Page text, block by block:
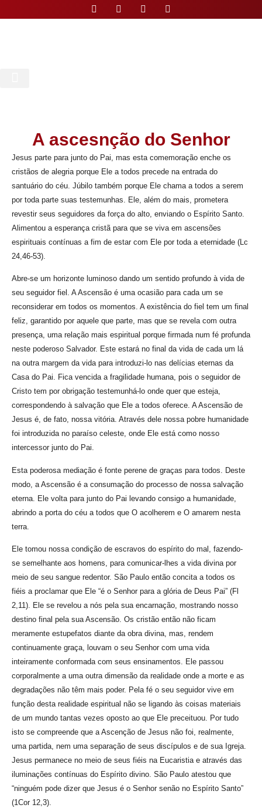
A ascesnção do Senhor
Jesus parte para junto do Pai, mas esta comemoração enche os
cristãos de alegria porque Ele a todos precede na entrada do
santuário do céu. Júbilo também porque Ele chama a todos a serem
por toda parte suas testemunhas. Ele, além do mais, prometera
revestir seus seguidores da força do alto, enviando o Espírito Santo.
Alimentou a esperança cristã para que se viva em ascensões
espirituais contínuas a fim de estar com Ele por toda a eternidade (Lc
24,46-53).
Abre-se um horizonte luminoso dando um sentido profundo à vida de
seu seguidor fiel. A Ascensão é uma ocasião para cada um se
reconsiderar em todos os momentos. A existência do fiel tem um final
feliz, garantido por aquele que parte, mas que se revela com outra
presença, uma relação mais espiritual porque firmada num fé profunda
neste poderoso Salvador. Este estará no final da vida de cada um lá
na outra margem da vida para introduzi-lo nas delícias eternas da
Casa do Pai. Fica vencida a fragilidade humana, pois o seguidor de
Cristo tem por obrigação testemunhá-lo onde quer que esteja,
correspondendo à salvação que Ele a todos oferece. A Ascensão de
Jesus é, de fato, nossa vitória. Através dele nossa pobre humanidade
foi introduzida no paraíso celeste, onde Ele está como nosso
intercessor junto do Pai.
Esta poderosa mediação é fonte perene de graças para todos. Deste
modo, a Ascensão é a consumação do processo de nossa salvação
eterna. Ele volta para junto do Pai levando consigo a humanidade,
abrindo a porta do céu a todos que O acolherem e O amarem nesta
terra.
Ele tomou nossa condição de escravos do espírito do mal, fazendo-
se semelhante aos homens, para comunicar-lhes a vida divina por
meio de seu sangue redentor. São Paulo então concita a todos os
fiéis a proclamar que Ele “é o Senhor para a glória de Deus Pai” (Fl
2,11). Ele se revelou a nós pela sua encarnação, mostrando nosso
destino final pela sua Ascensão. Os cristão então não ficam
meramente estupefatos diante da obra divina, mas, rendem
continuamente graça, louvam o seu Senhor com uma vida
inteiramente conformada com seus ensinamentos. Ele passou
corporalmente a uma outra dimensão da realidade onde a morte e as
degradações não têm mais poder. Pela fé o seu seguidor vive em
função desta realidade espiritual não se ligando às coisas materiais
de um mundo tantas vezes oposto ao que Ele preceituou. Por tudo
isto se compreende que a Ascenção de Jesus não foi, realmente,
uma partida, nem uma separação de seus discípulos e de sua Igreja.
Jesus permanece no meio de seus fiéis na Eucaristia e através das
iluminações contínuas do Espírito divino. São Paulo atestou que
“ninguém pode dizer que Jesus é o Senhor senão no Espírito Santo”
(1Cor 12,3).